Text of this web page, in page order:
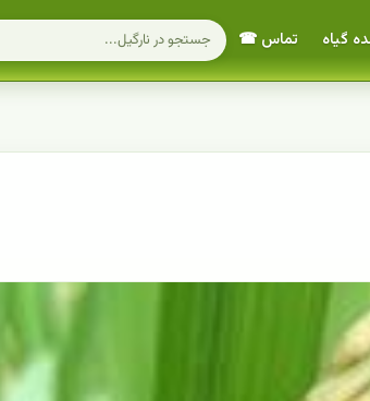
گیاه تماس ☎